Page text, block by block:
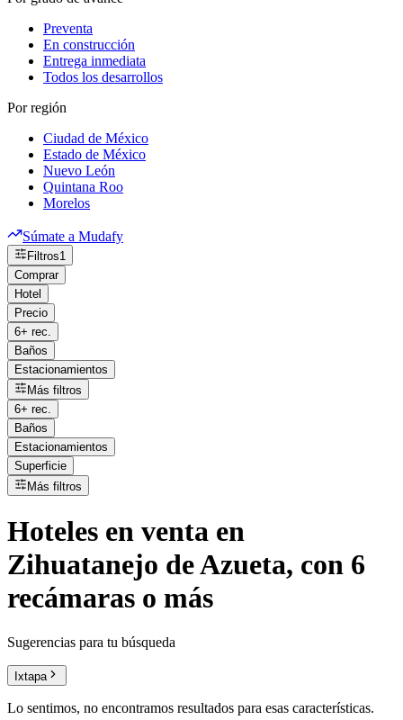
Preventa
En construcción
Entrega inmediata
Todos los desarrollos
Por región
Ciudad de México
Estado de México
Nuevo León
Quintana Roo
Morelos
Súmate a Mudafy
Filtros1
Comprar
Hotel
Precio
6+ rec.
Baños
Estacionamientos
Más filtros
6+ rec.
Baños
Estacionamientos
Superficie
Más filtros
Hoteles en venta en
Zihuatanejo de Azueta, con 6
recámaras o más
Sugerencias para tu búsqueda
Ixtapa
Lo sentimos, no encontramos resultados para esas características.